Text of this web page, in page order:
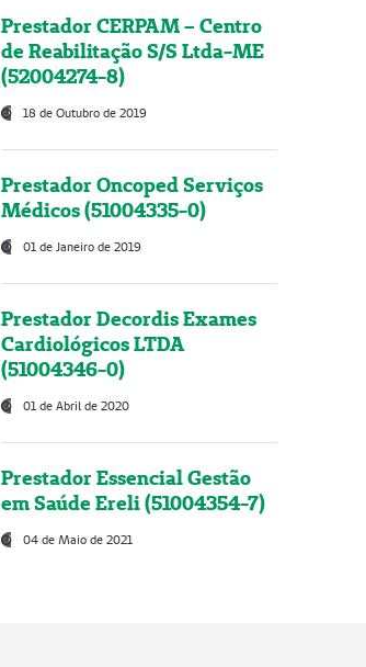
Prestador CERPAM – Centro
de Reabilitação S/S Ltda-ME
(52004274-8)
18 de Outubro de 2019
Prestador Oncoped Serviços
Médicos (51004335-0)
01 de Janeiro de 2019
Prestador Decordis Exames
Cardiológicos LTDA
(51004346-0)
01 de Abril de 2020
Prestador Essencial Gestão
em Saúde Ereli (51004354-7)
04 de Maio de 2021